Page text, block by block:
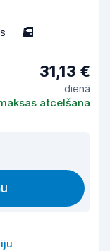
5
31,13 €
dienā
atcelšana